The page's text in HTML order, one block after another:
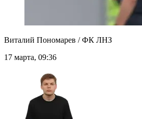
Виталий Пономарев / ФК ЛНЗ
17 марта, 09:36